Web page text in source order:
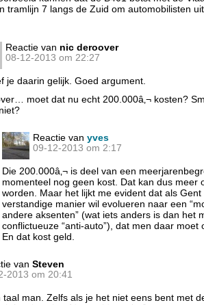
tramlijn 7 langs de Zuid om automobilisten
Reactie van nic deroover
08-12-2013 om 22:27
je daarin gelijk. Goed argument.
moet dat nu echt 200.000â‚¬ kosten?
Reactie van yves
09-12-2013 om 2:17
Die 200.000â‚¬ is deel van een
momenteel nog geen kost. Dat kan dus meer
worden. Maar het lijkt me evident dat als Gent
verstandige manier wil evolueren naar een
andere aksenten” (wat iets anders is dan het
conflictueuze “anti-auto”), dat men daar moet
En dat kost geld.
van Steven
2013 om 20:41
taal man. Zelfs als je het niet eens bent met